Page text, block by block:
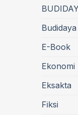
E-Book
Ekonomi
Eksakta
Fiksi